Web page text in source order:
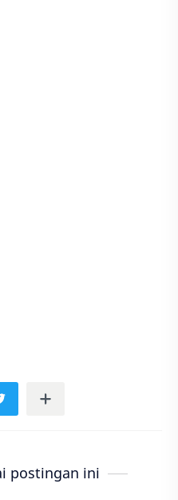
postingan ini